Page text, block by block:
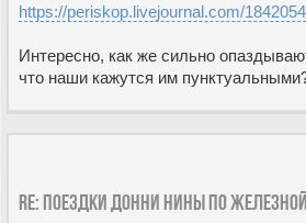
https://periskop.livejournal.com/
Интересно, как же сильно
что наши кажутся им
Re: Поездки Донни Нины по